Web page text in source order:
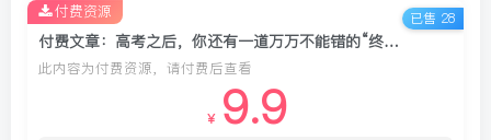
付费文章：高考之后，你还有一道万万不能错的“终极抉择”
此内容为付费资源，请付费后查看
￥ 9.9
付费资源 已售 28